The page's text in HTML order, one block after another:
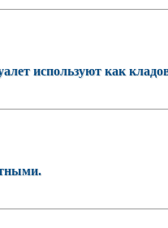
используют как